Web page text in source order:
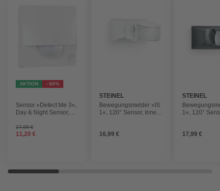
AKTION - 60%
Sensor »Detect Me 3«,
Day & Night Sensor,
27,99 €
11,20 €
STEINEL
Bewegungsmelder »IS
1«, 120° Sensor, Innen
16,99 €
STEINEL
1«, 120°
17,99 €